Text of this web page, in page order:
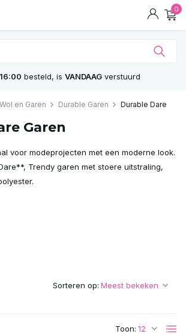
0
16:00 besteld, is VANDAAGverstuurd
Wol en Garen Durable Garen Durable Dare
Garen
voor modeprojecten met een moderne look.
Trendy garen met stoere uitstraling,
Toon:
Sorteren op: